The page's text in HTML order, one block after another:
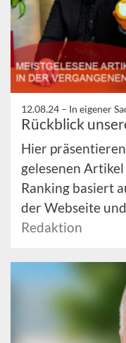
12.08.24 – In eigener
Rückblick
Hier
gelesenen
Ranking basiert
der Webseite
Redaktion